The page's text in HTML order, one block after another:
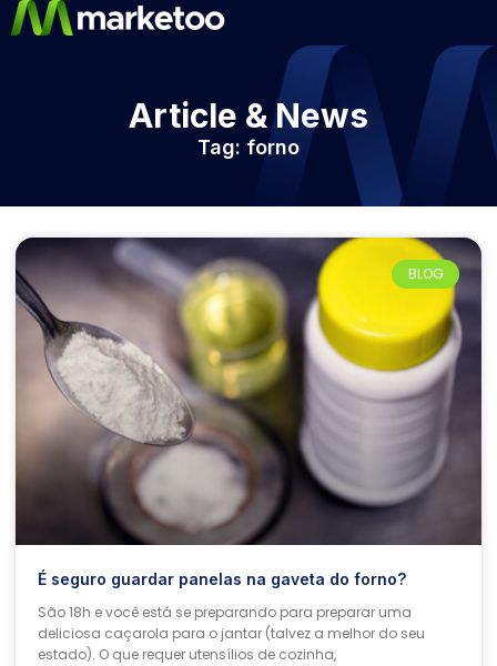
Article & News
Tag: forno
BLOG
É seguro guardar panelas na gaveta do forno?
São 18h e você está se preparando para preparar uma
deliciosa caçarola para o jantar (talvez a melhor do seu
estado). O que requer utensílios de cozinha,